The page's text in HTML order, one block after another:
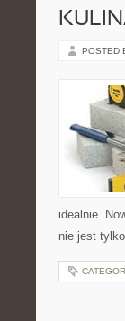
POSTED
idealnie.
nie jest